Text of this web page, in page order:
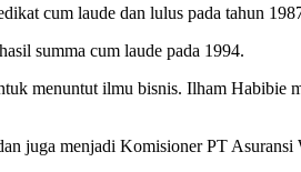
cum laude dan lulus pada tahun
summa cum laude pada 1994.
menuntut ilmu bisnis. Ilham Habibie
juga menjadi Komisioner PT Asuransi